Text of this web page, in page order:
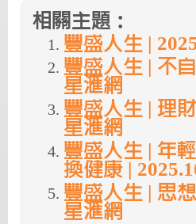
相關主題：
豐盛人生 |
豐盛人生 | 不
星滙網
豐盛人生 | 理
星滙網
豐盛人生 | 年
換健康 |
豐盛人生 | 思
星滙網